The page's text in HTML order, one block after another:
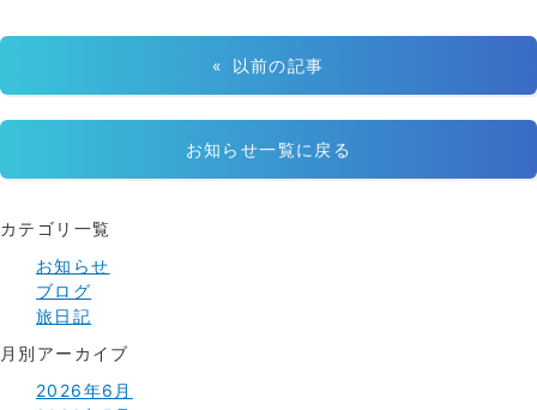
« 以前の記事
お知らせ一覧に戻る
カテゴリ一覧
お知らせ
ブログ
旅日記
月別アーカイブ
2026年6月